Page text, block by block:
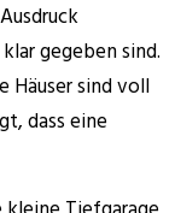
gegeben sind.
Häuser sind voll
dass eine